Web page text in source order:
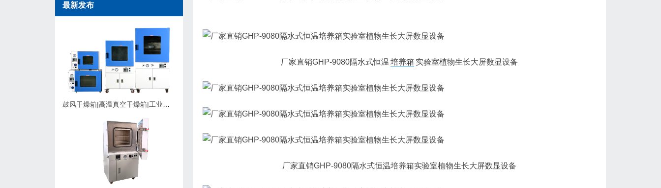
厂家直销GHP-9080隔水式恒温 培养箱 实验室植物生长大屏数显设备
厂家直销GHP-9080隔水式恒温培养箱实验室植物生长大屏数显设备
最新发布